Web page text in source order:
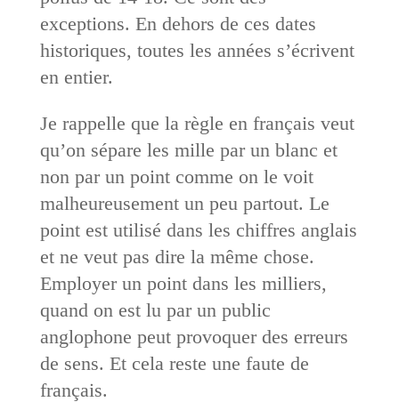
exceptions. En dehors de ces dates
historiques, toutes les années s’écrivent
en entier.
Je rappelle que la règle en français veut
qu’on sépare les mille par un blanc et
non par un point comme on le voit
malheureusement un peu partout. Le
point est utilisé dans les chiffres anglais
et ne veut pas dire la même chose.
Employer un point dans les milliers,
quand on est lu par un public
anglophone peut provoquer des erreurs
de sens. Et cela reste une faute de
français.